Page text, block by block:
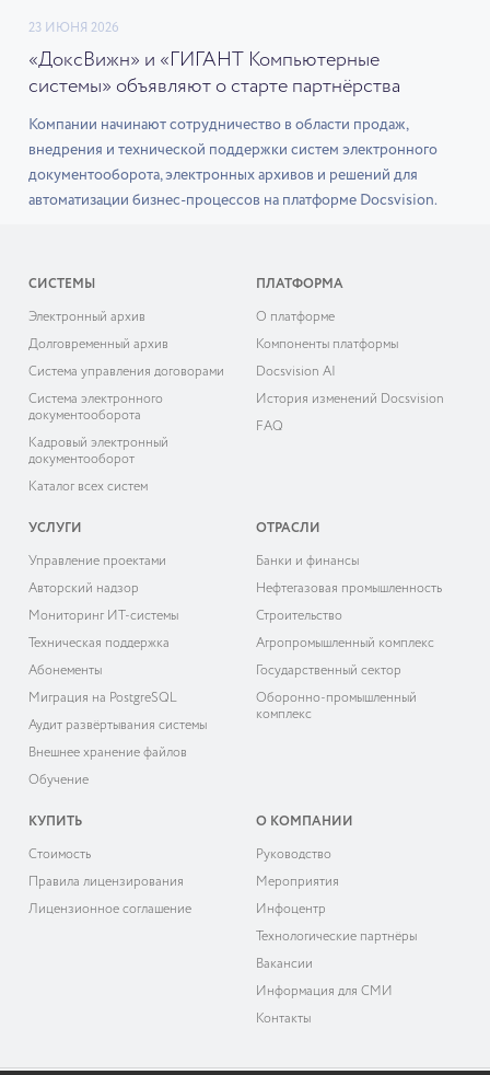
23 ИЮНЯ 2026
«ДоксВижн» и «ГИГАНТ Компьютерные
системы» объявляют о старте партнёрства
Компании начинают сотрудничество в области продаж,
внедрения и технической поддержки систем электронного
документооборота, электронных архивов и решений для
автоматизации бизнес-процессов на платформе Docsvision.
СИСТЕМЫ
Электронный архив
Долговременный архив
Система управления договорами
Система электронного
документооборота
Кадровый электронный
документооборот
Каталог всех систем
ПЛАТФОРМА
О платформе
Компоненты платформы
Docsvision AI
История изменений Docsvision
FAQ
УСЛУГИ
Управление проектами
Авторский надзор
Мониторинг ИТ-системы
Техническая поддержка
Абонементы
Миграция на PostgreSQL
Аудит развёртывания системы
Внешнее хранение файлов
Обучение
ОТРАСЛИ
Банки и финансы
Нефтегазовая промышленность
Строительство
Агропромышленный комплекс
Государственный сектор
Оборонно-промышленный
комплекс
КУПИТЬ
Cтоимость
Правила лицензирования
Лицензионное соглашение
О КОМПАНИИ
Руководство
Мероприятия
Инфоцентр
Технологические партнёры
Вакансии
Информация для СМИ
Контакты